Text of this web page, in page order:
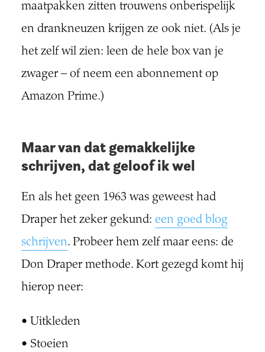
maatpakken zitten trouwens onberispelijk
en drankneuzen krijgen ze ook niet. (Als je
het zelf wil zien: leen de hele box van je
zwager – of neem een abonnement op
Amazon Prime.)
Maar van dat gemakkelijke
schrijven, dat geloof ik wel
En als het geen 1963 was geweest had
Draper het zeker gekund: een goed blog
schrijven. Probeer hem zelf maar eens: de
Don Draper methode. Kort gezegd komt hij
hierop neer:
• Uitkleden
• Stoeien